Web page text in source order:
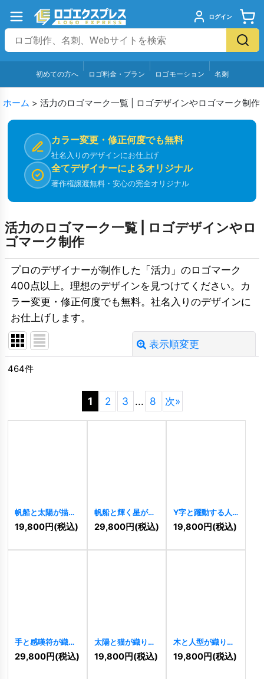
ログイン
初めての方へ ロゴ料金・プラン ロゴモーション 名刺
ホーム > 活力のロゴマーク一覧 | ロゴデザインやロゴマーク制作
カラー変更・修正何度でも無料
社名入りのデザインにお仕上げ
全てデザイナーによるオリジナル
著作権譲渡無料・安心の完全オリジナル
活力のロゴマーク一覧 | ロゴデザインやロ
ゴマーク制作
プロのデザイナーが制作した「活力」のロゴマーク
400点以上。理想のデザインを見つけてください。カ
ラー変更・修正何度でも無料。社名入りのデザインに
お仕上げします。
表示順変更
絞り込む
464件
1 2 3 ... 8 次»
帆船と太陽が描く
冒険と未来のロゴ
11488 ]
19,800円(税込)
帆船と輝く星が導
く航海挑戦のロゴ
11458 ]
29,800円(税込)
Y字と躍動する人
型の先進的成長ロ
ゴ [ 11243 ]
19,800円(税込)
手と感嘆符が織り
なす発見とアクシ
ョンのロゴ
29,800円(税込)
太陽と猫が織りな
す癒しの黄金ロゴ
11203 ]
19,800円(税込)
木と人型が織りな
す成長と調和のロ
ゴ [ 11197 ]
19,800円(税込)